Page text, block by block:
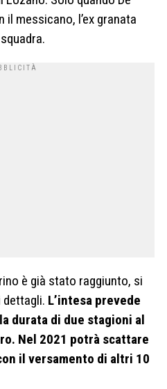
messicano, l’ex granata
è già stato raggiunto, si
dettagli. L’intesa prevede
durata di due stagioni al
Nel 2021 potrà scattare
il versamento di altri 10